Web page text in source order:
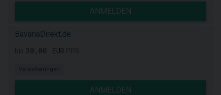
ANMELDEN
BavariaDirekt.de
30,00 EUR
Versicherungen
ANMELDEN